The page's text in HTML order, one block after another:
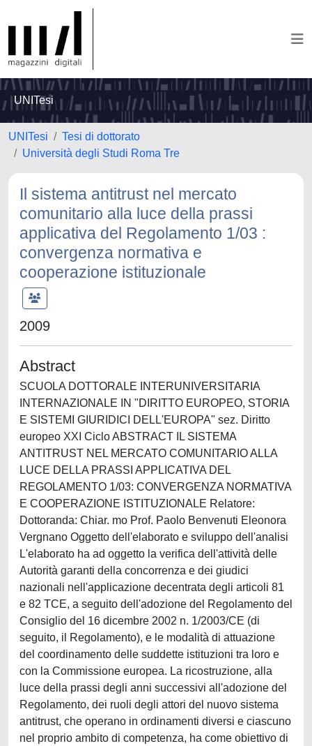
UNITesi
UNITesi
Tesi di dottorato
Università degli Studi Roma Tre
Il sistema antitrust nel mercato
comunitario alla luce della prassi
applicativa del Regolamento 1/03 :
convergenza normativa e
cooperazione istituzionale
2009
Abstract
SCUOLA DOTTORALE INTERUNIVERSITARIA
INTERNAZIONALE IN "DIRITTO EUROPEO, STORIA
E SISTEMI GIURIDICI DELL'EUROPA" sez. Diritto
europeo XXI Ciclo ABSTRACT IL SISTEMA
ANTITRUST NEL MERCATO COMUNITARIO ALLA
LUCE DELLA PRASSI APPLICATIVA DEL
REGOLAMENTO 1/03: CONVERGENZA NORMATIVA
E COOPERAZIONE ISTITUZIONALE Relatore:
Dottoranda: Chiar. mo Prof. Paolo Benvenuti Eleonora
Vergnano Oggetto dell'elaborato e sviluppo dell'analisi
L'elaborato ha ad oggetto la verifica dell'attività delle
Autorità garanti della concorrenza e dei giudici
nazionali nell'applicazione decentrata degli articoli 81
e 82 TCE, a seguito dell'adozione del Regolamento del
Consiglio del 16 dicembre 2002 n. 1/2003/CE (di
seguito, il Regolamento), e le modalità di attuazione
del coordinamento delle suddette istituzioni tra loro e
con la Commissione europea. La ricostruzione, alla
luce della prassi degli anni successivi all'adozione del
Regolamento, dei ruoli degli attori del nuovo sistema
antitrust, che operano in ordinamenti diversi e ciascuno
nel proprio ambito di competenza, ha come obiettivo di